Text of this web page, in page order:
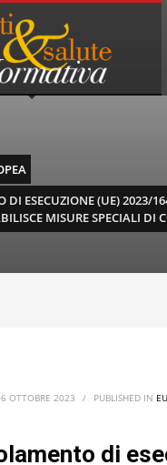
DI ESECUZIONE (UE) 2023/
MISURE SPECIALI DI
OTTOBRE 2023 / PUBLISHED IN
di